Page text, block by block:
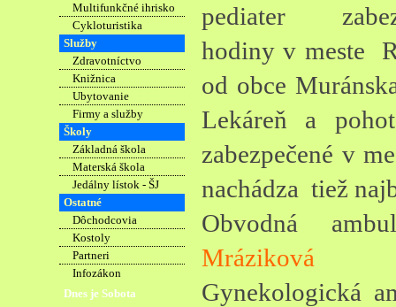
Multifunkčné ihrisko
Cykloturistika
Služby
Zdravotníctvo
Knižnica
Ubytovanie
Firmy a služby
Školy
Základná škola
Materská škola
Jedálny lístok - ŠJ
Ostatné
Dôchodcovia
Kostoly
Partneri
Infozákon
Dnes je Sobota
pediater
hodiny v meste
od obce
Lekáreň a
zabezpečené v
nachádza tiež
Obvodná
Mráziková
Gynekologická